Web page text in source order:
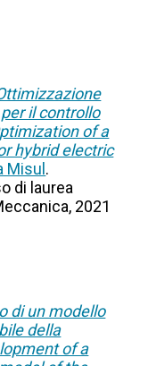
il controllo
of a
hybrid electric
Misul .
di laurea
2021
di un modello
della
of a